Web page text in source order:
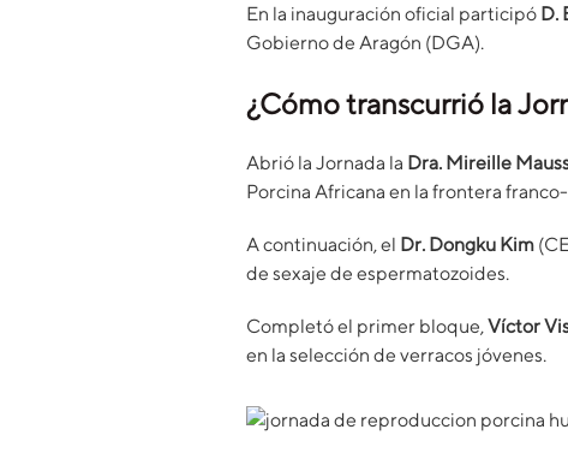
En la inauguración oficial participó D.
Gobierno de Aragón (DGA).
¿Cómo transcurrió la
Abrió la Jornada la Dra. Mireille
Porcina Africana en la frontera
A continuación, el Dr. Dongku Kim
de sexaje de espermatozoides.
Completó el primer bloque,Víctor
en la selección de verracos jóvenes.